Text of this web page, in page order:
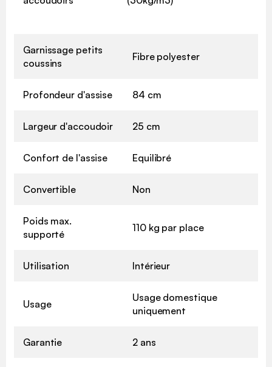
Garnissage petits
coussins
Fibre polyester
Profondeur d'assise 84 cm
Largeur d'accoudoir 25 cm
Confort de l'assise Equilibré
Convertible Non
Poids max.
supporté
110 kg par place
Utilisation Intérieur
Usage
Usage domestique
uniquement
Garantie 2 ans